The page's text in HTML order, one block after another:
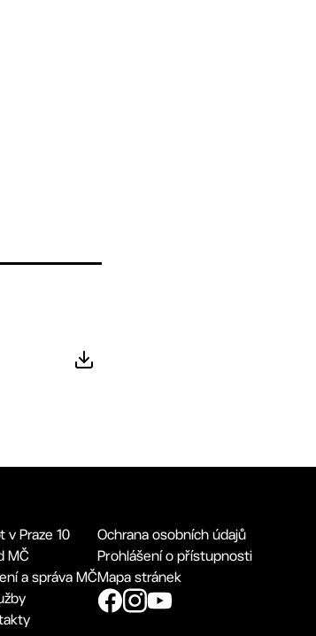
v Praze 10
MČ
a správa MČ
Ochrana osobních údajů
Prohlášení o přístupnosti
Mapa stránek